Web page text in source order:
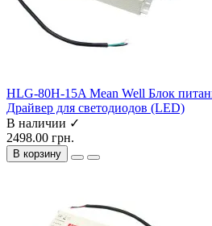
HLG-80H-15A Mean Well Блок
Драйвер для светодиодов (LED)
В наличии ✓
2498.00 грн.
В корзину